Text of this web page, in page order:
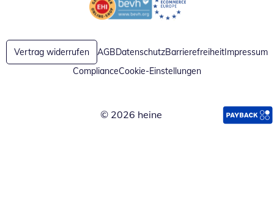
Öffnet in neuem FensterÖffnet in neuem Fenster
Vertrag widerrufen AGBDatenschutzBarrierefreiheitImpressum
ComplianceCookie-Einstellungen
© 2026 heine